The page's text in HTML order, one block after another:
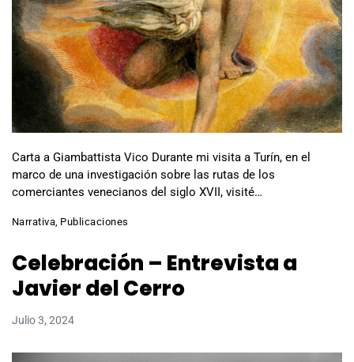
Carta a Giambattista Vico Durante mi visita a Turín, en el
marco de una investigación sobre las rutas de los
comerciantes venecianos del siglo XVII, visité…
Narrativa, Publicaciones
Celebración – Entrevista a
Javier del Cerro
Julio 3, 2024